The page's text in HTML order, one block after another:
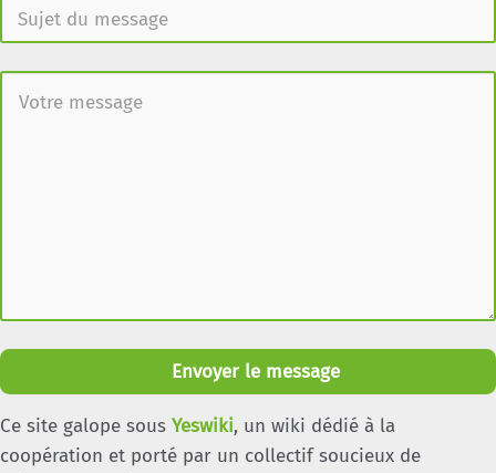
Envoyer le message
Ce site galope sous Yeswiki, un wiki dédié à la
coopération et porté par un collectif soucieux de